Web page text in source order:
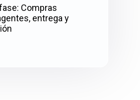
Compras
entrega y